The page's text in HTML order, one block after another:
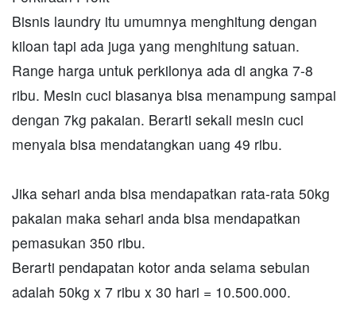
Bisnis laundry itu umumnya menghitung dengan
kiloan tapi ada juga yang menghitung satuan.
Range harga untuk perkilonya ada di angka 7-8
ribu. Mesin cuci biasanya bisa menampung sampai
dengan 7kg pakaian. Berarti sekali mesin cuci
menyala bisa mendatangkan uang 49 ribu.
Jika sehari anda bisa mendapatkan rata-rata 50kg
pakaian maka sehari anda bisa mendapatkan
pemasukan 350 ribu.
Berarti pendapatan kotor anda selama sebulan
adalah 50kg x 7 ribu x 30 hari = 10.500.000.